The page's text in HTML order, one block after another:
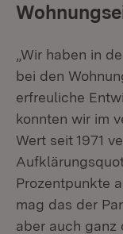
„Wir haben in
bei den
erfreuliche
konnten wir im
Wert seit 1971
Prozentpunkte
mag das der
aber auch ganz